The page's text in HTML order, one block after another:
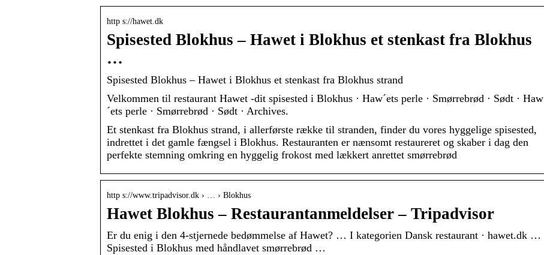
http s://hawet.dk
Spisested Blokhus – Hawet i Blokhus et stenkast fra Blokhus
…
Spisested Blokhus – Hawet i Blokhus et stenkast fra Blokhus strand
Velkommen til restaurant Hawet -dit spisested i Blokhus · Haw´ets perle · Smørrebrød · Sødt · Haw
´ets perle · Smørrebrød · Sødt · Archives.
Et stenkast fra Blokhus strand, i allerførste række til stranden, finder du vores hyggelige spisested,
indrettet i det gamle fængsel i Blokhus. Restauranten er nænsomt restaureret og skaber i dag den
perfekte stemning omkring en hyggelig frokost med lækkert anrettet smørrebrød
http s://www.tripadvisor.dk › … › Blokhus
Hawet Blokhus – Restaurantanmeldelser – Tripadvisor
Er du enig i den 4-stjernede bedømmelse af Hawet? … I kategorien Dansk restaurant · hawet.dk …
Spisested i Blokhus med håndlavet smørrebrød …